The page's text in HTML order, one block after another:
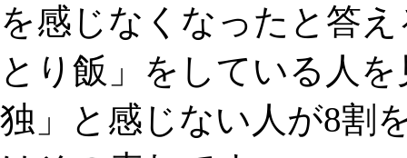
を感じなくなったと答
とり飯」をしている人
独」と感じない 人が8割